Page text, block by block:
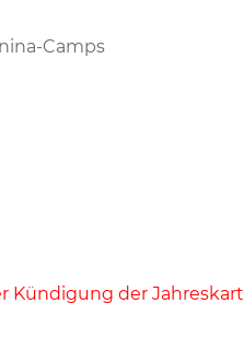
Camps
Kündigung der